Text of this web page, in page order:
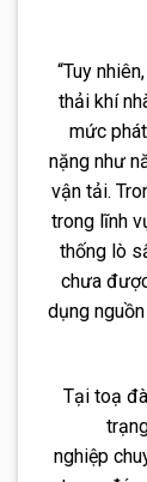
“Tuy
thải khí
mức
nặng như
vận tải.
trong lĩnh
thống lò
chưa
dụng
Tại toạ
nghiệp